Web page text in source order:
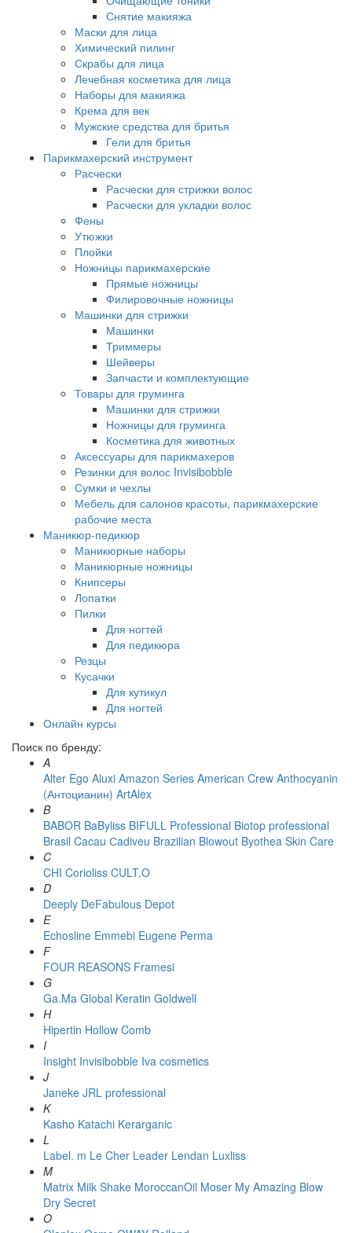
Снятие макияжа
Маски для лица
Химический пилинг
Скрабы для лица
Лечебная косметика для лица
Наборы для макияжа
Крема для век
Мужские средства для бритья
Гели для бритья
Парикмахерский инструмент
Расчески
Расчески для стрижки волос
Расчески для укладки волос
Фены
Утюжки
Плойки
Ножницы парикмахерские
Прямые ножницы
Филировочные ножницы
Машинки для стрижки
Машинки
Триммеры
Шейверы
Запчасти и комплектующие
Товары для груминга
Машинки для стрижки
Ножницы для груминга
Косметика для животных
Аксессуары для парикмахеров
Резинки для волос Invisibobble
Сумки и чехлы
Мебель для салонов красоты, парикмахерские
рабочие места
Маникюр-педикюр
Маникюрные наборы
Маникюрные ножницы
Книпсеры
Лопатки
Пилки
Для ногтей
Для педикюра
Резцы
Кусачки
Для кутикул
Для ногтей
Онлайн курсы
Поиск по бренду:
A
Alter Ego Aluxi Amazon Series American Crew Anthocyanin
(Антоцианин) ArtAlex
B
BABOR BaByliss BIFULL Professional Biotop professional
Brasil Cacau Сadiveu Brazilian Blowout Byothea Skin Care
C
CHI Corioliss CULT.O
D
Deeply DeFabulous Depot
E
Echosline Emmebi Eugene Perma
F
FOUR REASONS Framesi
G
Ga.Ma Global Keratin Goldwell
H
Hipertin Hollow Comb
I
Insight Invisibobble Iva cosmetics
J
Janeke JRL professional
K
Kasho Katachi Kerarganic
L
Label. m Le Cher Leader Lendan Luxliss
M
Matrix Milk Shake MoroccanOil Moser My Amazing Blow
Dry Secret
O